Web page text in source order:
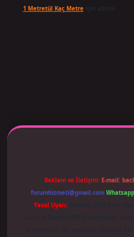
1 Metretül Kaç Metreiçin
Reklam ve İletişim: E-mail:
forumhizmeti@gmail.com
Yasal Uyarı: